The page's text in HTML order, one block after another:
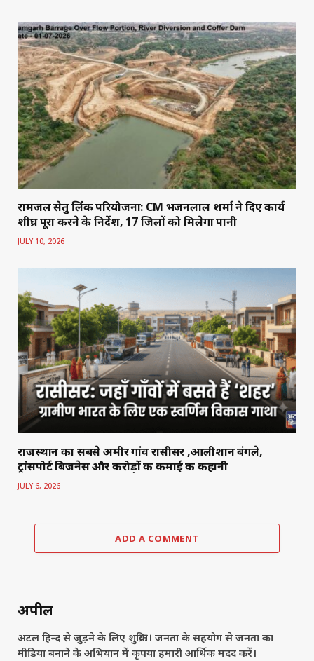
रामजल सेतु लिंक परियोजना: CM भजनलाल शर्मा ने दिए कार्य
शीघ्र पूरा करने के निर्देश, 17 जिलों को मिलेगा पानी
JULY 10, 2026
राजस्थान का सबसे अमीर गांव रासीसर ,आलीशान बंगले,
ट्रांसपोर्ट बिजनेस और करोड़ों की कमाई की कहानी
JULY 6, 2026
ADD A COMMENT
अपील
अटल हिन्द से जुड़ने के लिए शुक्रिया। जनता के सहयोग से जनता का
मीडिया बनाने के अभियान में कृपया हमारी आर्थिक मदद करें।